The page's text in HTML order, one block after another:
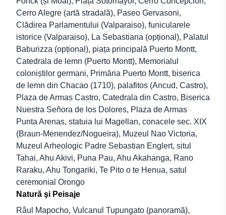
Cerro Alegre (artă stradală), Paseo Gervasoni,
Clădirea Parlamentului (Valparaiso), funicularele
istorice (Valparaiso), La Sebastiana (opțional), Palatul
Baburizza (opțional), piața principală Puerto Montt,
Catedrala de lemn (Puerto Montt), Memorialul
coloniștilor germani, Primăria Puerto Montt, biserica
de lemn din Chacao (1710), palafitos (Ancud, Castro),
Plaza de Armas Castro, Catedrala din Castro, Biserica
Nuestra Señora de los Dolores, Plaza de Armas
Punta Arenas, statuia lui Magellan, conacele sec. XIX
(Braun-Menendez/Nogueira), Muzeul Nao Victoria,
Muzeul Arheologic Padre Sebastian Englert, situl
Tahai, Ahu Akivi, Puna Pau, Ahu Akahanga, Rano
Raraku, Ahu Tongariki, Te Pito o te Henua, satul
ceremonial Orongo
Natură şi Peisaje
Râul Mapocho, Vulcanul Tupungato (panoramă),